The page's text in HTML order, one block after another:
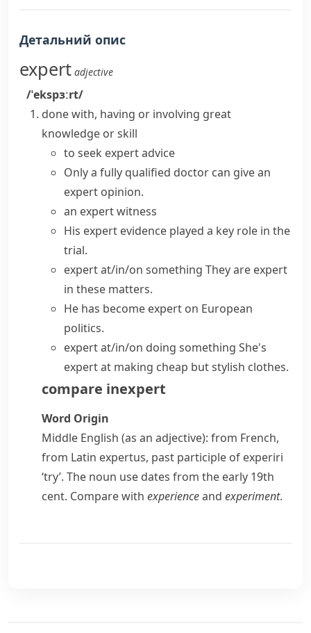
Детальний опис
expert adjective
/ˈekspɜːrt/
done with, having or involving great
knowledge or skill
to seek expert advice
Only a fully qualified doctor can give an
expert opinion.
an expert witness
His expert evidence played a key role in the
trial.
expert at/in/on something They are expert
in these matters.
He has become expert on European
politics.
expert at/in/on doing something She's
expert at making cheap but stylish clothes.
compare inexpert
Word Origin
Middle English (as an adjective): from French,
from Latin expertus, past participle of experiri
‘try’. The noun use dates from the early 19th
cent. Compare with experienceand experiment.